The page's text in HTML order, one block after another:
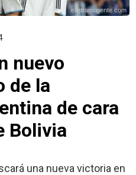
elintransigente.com
nuevo
de la
de cara
Bolivia
una nueva victoria en